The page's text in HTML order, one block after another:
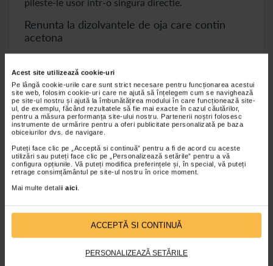
Acest site utilizează cookie-uri
Pe lângă cookie-urile care sunt strict necesare pentru funcționarea acestui
site web, folosim cookie-uri care ne ajută să înțelegem cum se navighează
pe site-ul nostru și ajută la îmbunătățirea modului în care funcționează site-
ul, de exemplu, făcând rezultatele să fie mai exacte în cazul căutărilor,
pentru a măsura performanța site-ului nostru. Partenerii noștri folosesc
instrumente de urmărire pentru a oferi publicitate personalizată pe baza
obiceiurilor dvs. de navigare.
Puteți face clic pe „Acceptă si continuă” pentru a fi de acord cu aceste
utilizări sau puteți face clic pe „Personalizează setările” pentru a vă
configura opțiunile. Vă puteți modifica preferințele și, în special, vă puteți
retrage consimțământul pe site-ul nostru în orice moment.
Mai multe detalii aici.
ACCEPTĂ SI CONTINUĂ
PERSONALIZEAZĂ SETĂRILE
Renunta la dizolvantele de oja care contin
acetona
Dizolvantul de oja pe baza de acetona este dur
pentru unghii. Poate provoca uscaciune, exfoliere,
despicare si pete albe. Alege un dizolvant de oja care
nu contine acetona.
Consuma alimente care sustin sanatatea
unghiilor
Deficientele de vitamine pot duce la fragilizarea
unghiilor. O alimentatie bogata in nutrienti este
vitala pentru intarirea unghiilor. Proteinele si calciul
promoveaza sanatatea unghiilor, la fel ca si
alimentele bogate in biotina, cum ar fi legumele,
Hidrateaza-te bine
Apa ajuta unghiile sa retina umiditatea si sa ramana